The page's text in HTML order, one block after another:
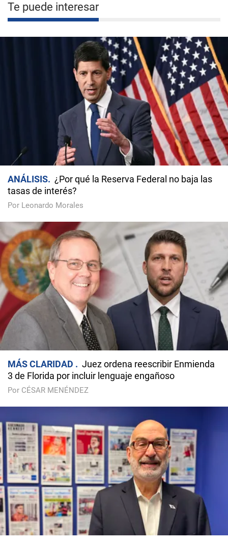
Te puede interesar
ANÁLISIS
¿Por qué la Reserva Federal no baja las
tasas de interés?
Por Leonardo Morales
MÁS CLARIDAD
Juez ordena reescribir Enmienda
3 de Florida por incluir lenguaje engañoso
Por CÉSAR MENÉNDEZ